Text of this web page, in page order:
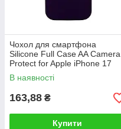
Чохол для смартфона
Silicone Full Case AA Camera
Protect for Apple iPhone 17
Pro 59,Berry Purple
В наявності
163,88 ₴
Купити